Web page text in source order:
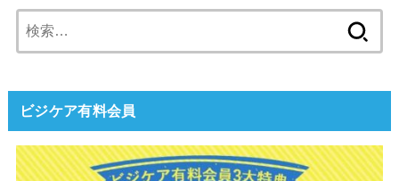
索:
ビジケア有料会員